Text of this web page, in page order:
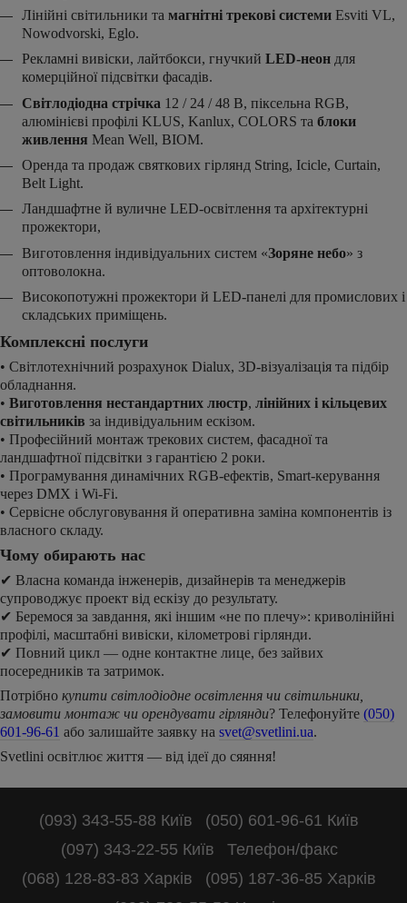
Лінійні світильники та магнітні трекові системи Esviti VL,
Nowodvorski, Eglo.
Рекламні вивіски, лайтбокси, гнучкий LED-неон для
комерційної підсвітки фасадів.
Світлодіодна стрічка 12 / 24 / 48 В, піксельна RGB,
алюмінієві профілі KLUS, Kanlux, COLORS та блоки
живлення Mean Well, BIOM.
Оренда та продаж святкових гірлянд String, Icicle, Curtain,
Belt Light.
Ландшафтне й вуличне LED-освітлення та архітектурні
прожектори,
Виготовлення індивідуальних систем «Зоряне небо» з
оптоволокна.
Високопотужні прожектори й LED-панелі для промислових і
складських приміщень.
Комплексні послуги
• Світлотехнічний розрахунок Dialux, 3D-візуалізація та підбір
обладнання.
• Виготовлення нестандартних люстр, лінійних і кільцевих
світильників за індивідуальним ескізом.
• Професійний монтаж трекових систем, фасадної та
ландшафтної підсвітки з гарантією 2 роки.
• Програмування динамічних RGB-ефектів, Smart-керування
через DMX і Wi-Fi.
• Сервісне обслуговування й оперативна заміна компонентів із
власного складу.
Чому обирають нас
✔ Власна команда інженерів, дизайнерів та менеджерів
супроводжує проект від ескізу до результату.
✔ Беремося за завдання, які іншим «не по плечу»: криволінійні
профілі, масштабні вивіски, кілометрові гірлянди.
✔ Повний цикл — одне контактне лице, без зайвих
посередників та затримок.
Потрібно купити світлодіодне освітлення чи світильники,
замовити монтаж чи орендувати гірлянди? Телефонуйте (050)
601-96-61 або залишайте заявку на svet@svetlini.ua.
Svetlini освітлює життя — від ідеї до сяяння!
(093) 343-55-88 Київ
(050) 601-96-61 Київ
(097) 343-22-55 Київ
Телефон/факс
(068) 128-83-83 Харків
(095) 187-36-85 Харків